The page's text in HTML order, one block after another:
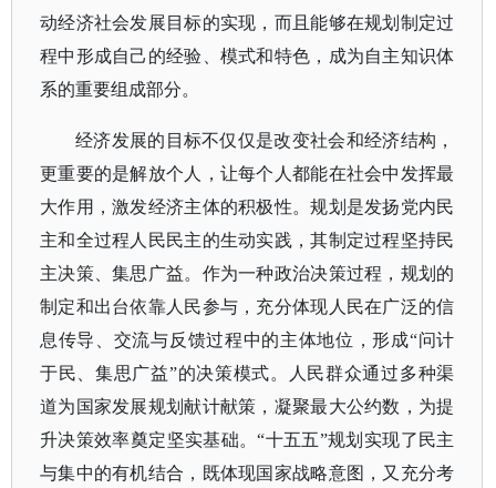
动经济社会发展目标的实现，而且能够在规划制定过
程中形成自己的经验、模式和特色，成为自主知识体
系的重要组成部分。
经济发展的目标不仅仅是改变社会和经济结构，
更重要的是解放个人，让每个人都能在社会中发挥最
大作用，激发经济主体的积极性。规划是发扬党内民
主和全过程人民民主的生动实践，其制定过程坚持民
主决策、集思广益。作为一种政治决策过程，规划的
制定和出台依靠人民参与，充分体现人民在广泛的信
息传导、交流与反馈过程中的主体地位，形成“问计
于民、集思广益”的决策模式。人民群众通过多种渠
道为国家发展规划献计献策，凝聚最大公约数，为提
升决策效率奠定坚实基础。“十五五”规划实现了民主
与集中的有机结合，既体现国家战略意图，又充分考